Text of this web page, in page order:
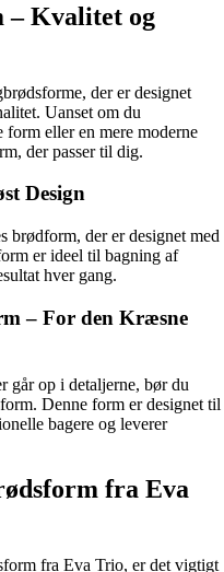
– Kvalitet og
der er designet
Uanset om du
eller en mere moderne
der passer til dig.
Design
brødform, der er designet med
er ideel til bagning af
hver gang.
– For den Kræsne
går op i detaljerne, bør du
Denne form er designet til
bagere og leverer
fra Eva
fra Eva Trio, er det vigtigt